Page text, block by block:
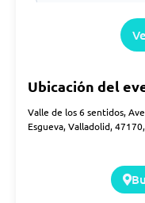
11:00 (21:00)
11:00 (21:00)
Ubicación del
Valle de los 6 sentidos,
Esgueva, Valladolid,